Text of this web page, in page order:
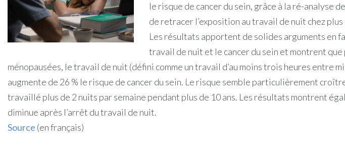
le risque de cancer du sein, grâce à la ré-analyse
de retracer l’exposition au travail de nuit chez plus
Les résultats apportent de solides arguments en
travail de nuit et le cancer du sein et montrent que
ménopausées, le travail de nuit (défini comme un travail d’au moins trois heures entre
augmente de 26 % le risque de cancer du sein. Le risque semble particulièrement
travaillé plus de 2 nuits par semaine pendant plus de 10 ans. Les résultats montrent
diminue après l’arrêt du travail de nuit.
Source (en français)